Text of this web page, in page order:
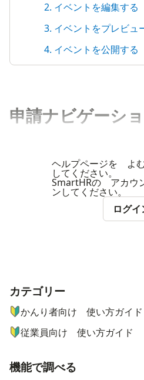
2. イベントを編集する
3. イベントをプレビュ
4. イベントを公開する
申請ナビゲーシ
ヘルプページを よ
してください。
SmartHRの アカウ
ンしてください。
ログイ
ナビゲーションメニュー
カテゴリー
かんり者向け 使い方ガイド
従業員向け 使い方ガイド
機能で調べる